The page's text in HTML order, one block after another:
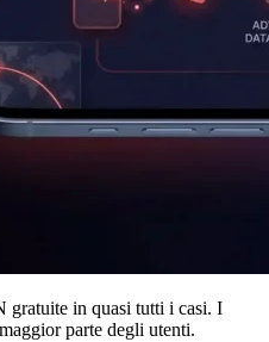
gratuite in quasi tutti i casi. I
parte degli utenti.